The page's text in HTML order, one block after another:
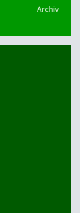
Archiv